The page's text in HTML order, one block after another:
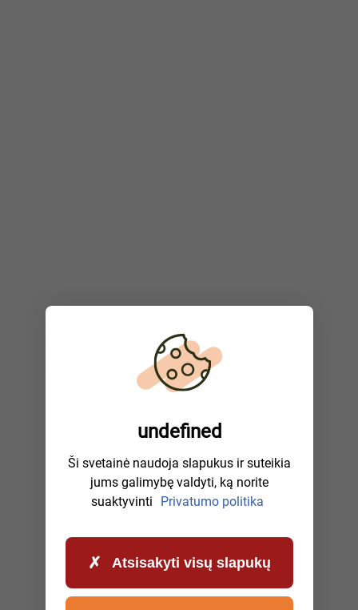
undefined
Ši svetainė naudoja slapukus ir suteikia
jums galimybę valdyti, ką norite
suaktyvinti
Privatumo politika
Atsisakyti visų slapukų